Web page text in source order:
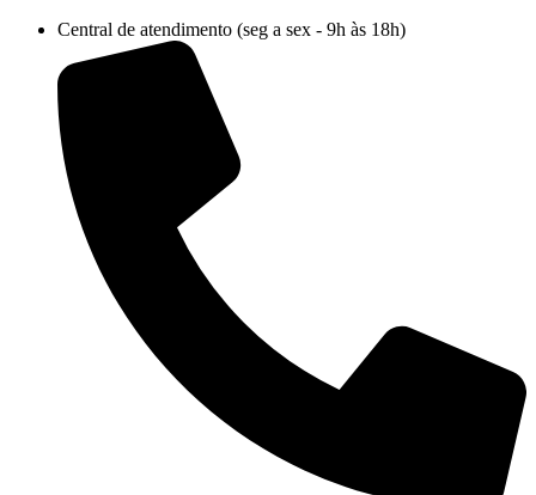
conteúdo
Central de atendimento (seg a sex - 9h às 18h)